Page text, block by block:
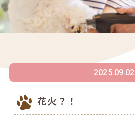
2025.09.02
花火？！